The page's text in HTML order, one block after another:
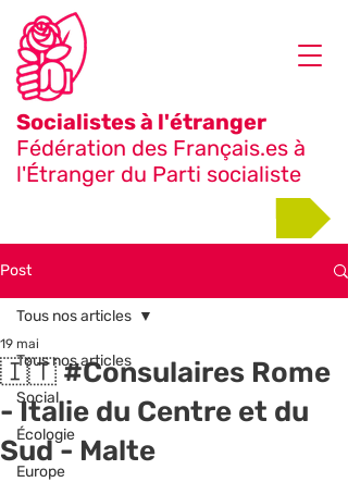
Socialistes à l'étranger
Fédération des Français.es à
l'Étranger du Parti socialiste
Post
Tous nos articles
Social
Écologie
Europe
Tous nos articles
🇮🇹 #Consulaires Rome
- Italie du Centre et du
Sud - Malte
19 mai